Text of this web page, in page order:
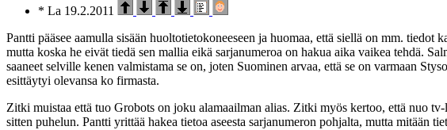
* La 19.2.2011
Pantti pääsee aamulla sisään huoltotietokoneeseen ja huomaa, että siellä on mm.
mutta koska he eivät tiedä sen mallia eikä sarjanumeroa on hakua aika vaikea tehdä.
saaneet selville kenen valmistama se on, joten Suominen arvaa, että se on varmaan
esittäytyi olevansa ko firmasta.
Zitki muistaa että tuo Grobots on joku alamaailman alias. Zitki myös kertoo, että nuo
sitten puhelun. Pantti yrittää hakea tietoa aseesta sarjanumeron pohjalta, mutta mitään